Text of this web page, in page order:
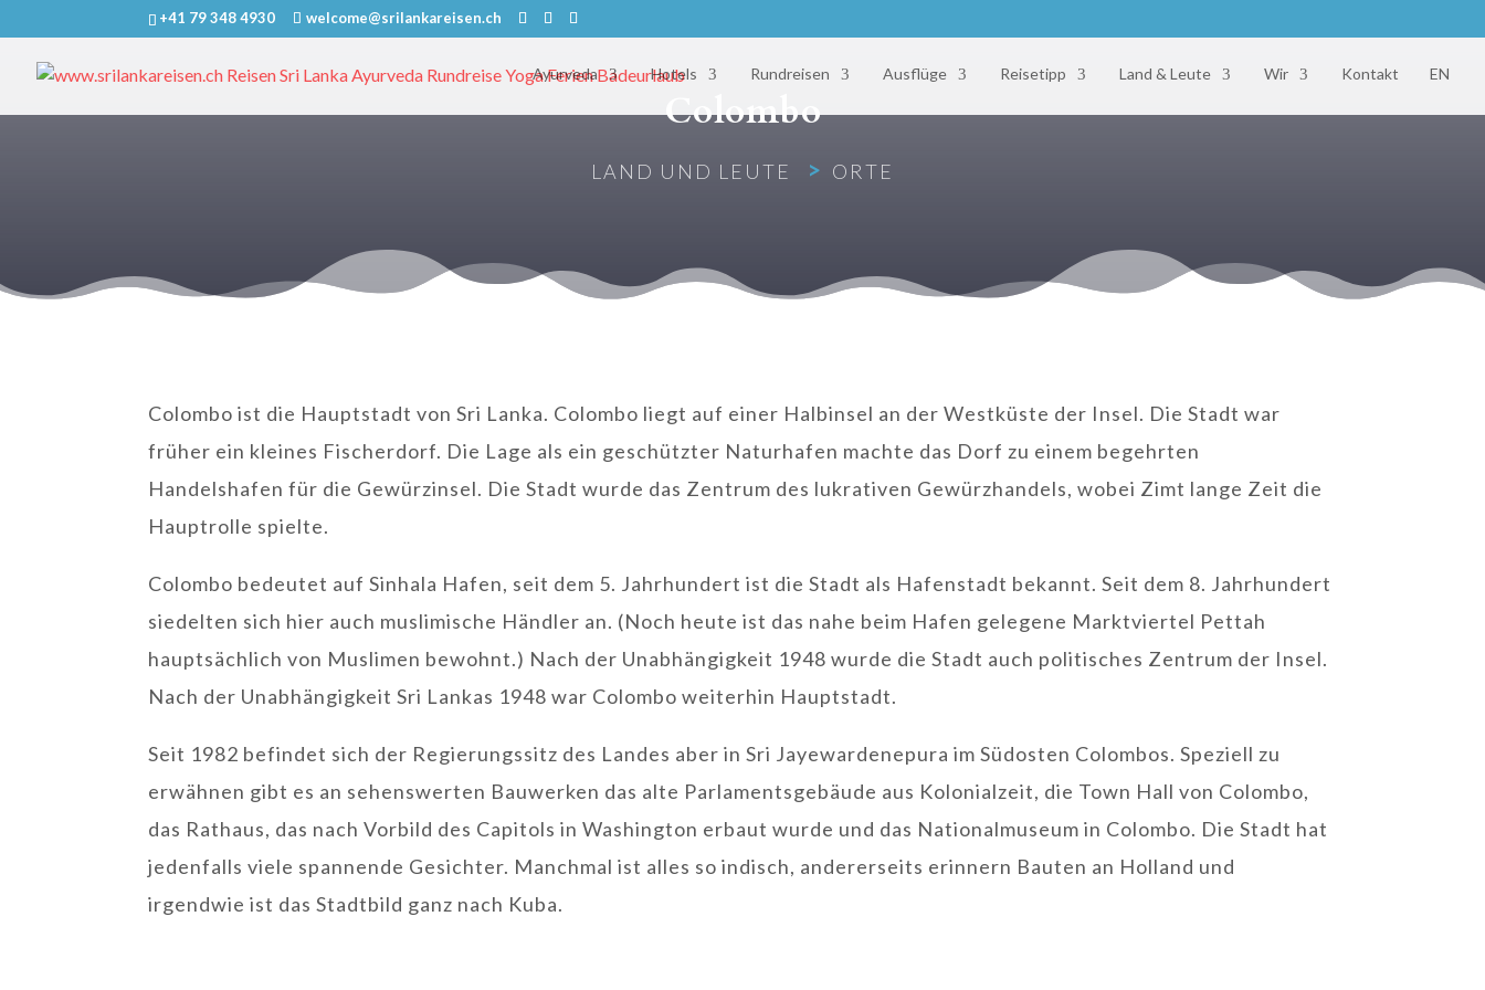
+41 79 348 4930 welcome@srilankareisen.ch
Ayurveda Hotels Rundreisen Ausflüge Reisetipp Land & Leute Wir Kontakt EN
Colombo
LAND UND LEUTE > ORTE
Colombo ist die Hauptstadt von Sri Lanka. Colombo liegt auf einer Halbinsel an der Westküste der Insel. Die Stadt war
früher ein kleines Fischerdorf. Die Lage als ein geschützter Naturhafen machte das Dorf zu einem begehrten
Handelshafen für die Gewürzinsel. Die Stadt wurde das Zentrum des lukrativen Gewürzhandels, wobei Zimt lange Zeit die
Hauptrolle spielte.
Colombo bedeutet auf Sinhala Hafen, seit dem 5. Jahrhundert ist die Stadt als Hafenstadt bekannt. Seit dem 8. Jahrhundert
siedelten sich hier auch muslimische Händler an. (Noch heute ist das nahe beim Hafen gelegene Marktviertel Pettah
hauptsächlich von Muslimen bewohnt.) Nach der Unabhängigkeit 1948 wurde die Stadt auch politisches Zentrum der Insel.
Nach der Unabhängigkeit Sri Lankas 1948 war Colombo weiterhin Hauptstadt.
Seit 1982 befindet sich der Regierungssitz des Landes aber in Sri Jayewardenepura im Südosten Colombos. Speziell zu
erwähnen gibt es an sehenswerten Bauwerken das alte Parlamentsgebäude aus Kolonialzeit, die Town Hall von Colombo,
das Rathaus, das nach Vorbild des Capitols in Washington erbaut wurde und das Nationalmuseum in Colombo. Die Stadt hat
jedenfalls viele spannende Gesichter. Manchmal ist alles so indisch, andererseits erinnern Bauten an Holland und
irgendwie ist das Stadtbild ganz nach Kuba.